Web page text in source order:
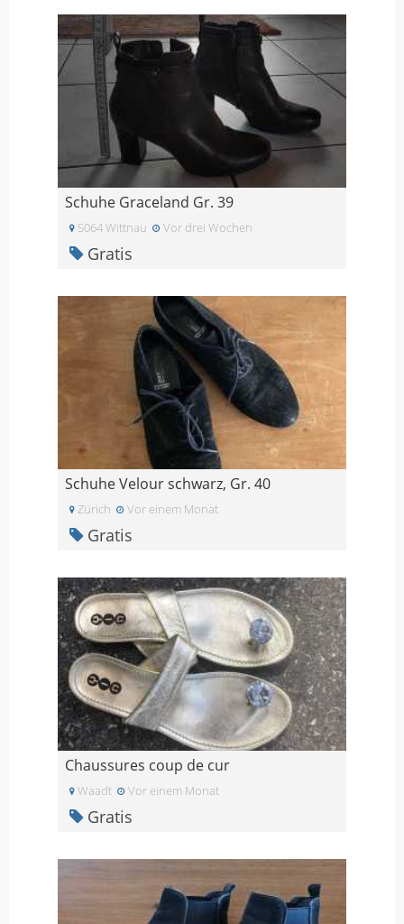
Schuhe Graceland Gr. 39
5064 Wittnau Vor drei Wochen
Gratis
Schuhe Velour schwarz, Gr. 40
Zürich Vor einem Monat
Gratis
Chaussures coup de cur
Waadt Vor einem Monat
Gratis